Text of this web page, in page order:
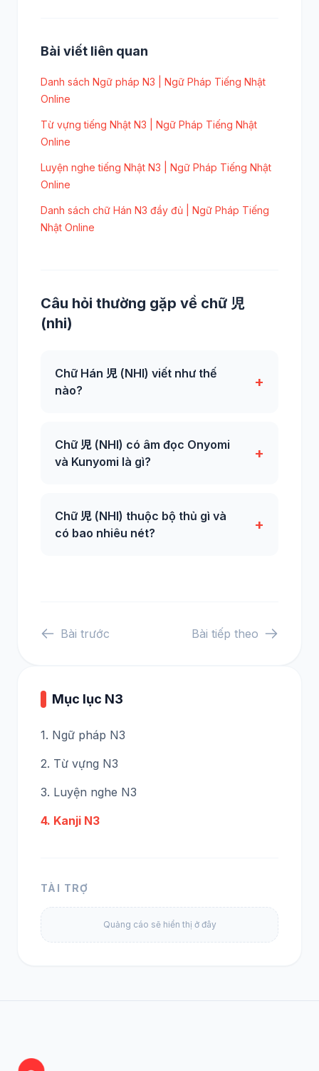
Bài viết liên quan
Danh sách Ngữ pháp N3 | Ngữ Pháp Tiếng Nhật
Online
Từ vựng tiếng Nhật N3 | Ngữ Pháp Tiếng Nhật
Online
Luyện nghe tiếng Nhật N3 | Ngữ Pháp Tiếng Nhật
Online
Danh sách chữ Hán N3 đầy đủ | Ngữ Pháp Tiếng
Nhật Online
Câu hỏi thường gặp về chữ 児
(nhi)
Chữ Hán 児 (NHI) viết như thế
nào?
+
Chữ 児 (NHI) có âm đọc Onyomi
và Kunyomi là gì?
+
Chữ 児 (NHI) thuộc bộ thủ gì và
có bao nhiêu nét?
+
Bài trước Bài tiếp theo
Mục lục N3
1. Ngữ pháp N3
2. Từ vựng N3
3. Luyện nghe N3
4. Kanji N3
TÀI TRỢ
Quảng cáo sẽ hiển thị ở đây